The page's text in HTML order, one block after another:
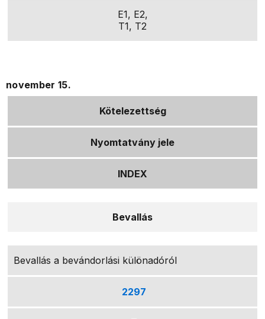
E1, E2,
T1, T2
november 15.
Kötelezettség
Nyomtatvány jele
INDEX
Bevallás
Bevallás a bevándorlási különadóról
2297